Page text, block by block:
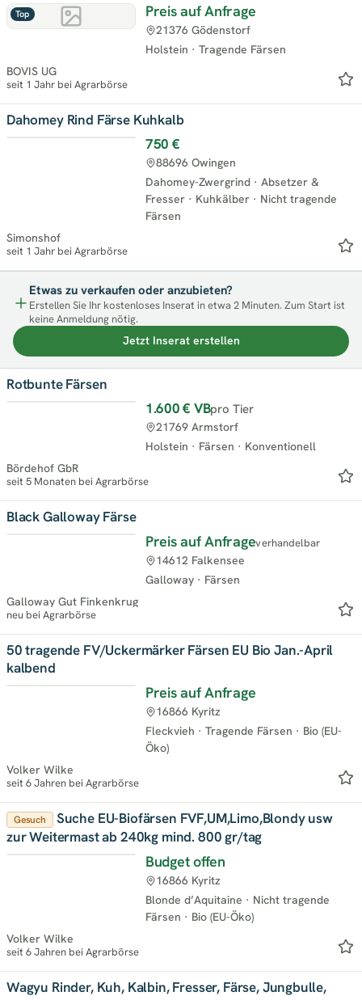
Top Preis auf Anfrage
Holstein · Tragende Färsen
21376 Gödenstorf
BOVIS UG
seit 1 Jahr bei Agrarbörse
Dahomey Rind Färse Kuhkalb
750 €
Dahomey-Zwergrind · Absetzer &
Fresser · Kuhkälber · Nicht tragende
Färsen
88696 Owingen
Simonshof
seit 1 Jahr bei Agrarbörse
Etwas zu verkaufen oder anzubieten?
Erstellen Sie Ihr kostenloses Inserat in etwa 2 Minuten. Zum Start ist
keine Anmeldung nötig.
Jetzt Inserat erstellen
Rotbunte Färsen
1.600 € VBpro Tier
Holstein · Färsen · Konventionell
21769 Armstorf
Bördehof GbR
seit 5 Monaten bei Agrarbörse
Black Galloway Färse
Preis auf Anfrageverhandelbar
Galloway · Färsen
14612 Falkensee
Galloway Gut Finkenkrug
neu bei Agrarbörse
50 tragende FV/Uckermärker Färsen EU Bio Jan.-April
kalbend
Preis auf Anfrage
Fleckvieh · Tragende Färsen · Bio (EU-
Öko)
16866 Kyritz
Volker Wilke
seit 6 Jahren bei Agrarbörse
Gesuch
Suche EU-Biofärsen FVF,UM,Limo,Blondy usw
zur Weitermast ab 240kg mind. 800 gr/tag
Budget offen
Blonde d’Aquitaine · Nicht tragende
Färsen · Bio (EU-Öko)
16866 Kyritz
Volker Wilke
seit 6 Jahren bei Agrarbörse
Wagyu Rinder, Kuh, Kalbin, Fresser, Färse, Jungbulle,